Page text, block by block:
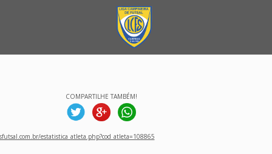
COMPARTILHE TAMBÉM!
estatistica_atleta.php?cod_atleta=108865